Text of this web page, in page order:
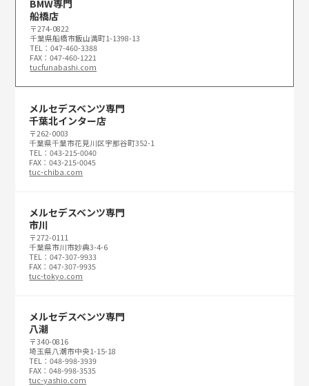
BMW専門
船橋店
〒274-0822
千葉県船橋市飯山満町1-1398-13
TEL：047-460-3388
FAX：047-460-1221
tucfunabashi.com
メルセデスベンツ専門
千葉北インター店
〒262-0003
千葉県千葉市花見川区宇那谷町352-1
TEL：043-215-0040
FAX：043-215-0045
tuc-chiba.com
メルセデスベンツ専門
市川
〒272-0111
千葉県市川市妙典3-4-6
TEL：047-307-9933
FAX：047-307-9935
tuc-tokyo.com
メルセデスベンツ専門
八潮
〒340-0816
埼玉県八潮市中央1-15-18
TEL：048-998-3939
FAX：048-998-3535
tuc-yashio.com